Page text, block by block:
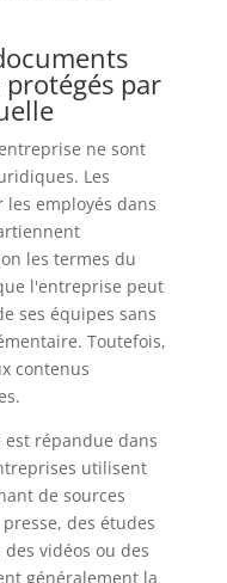
par
ne sont
Les
employés dans
les termes du
l'entreprise peut
ses équipes sans
Toutefois,
contenus
répandue dans
utilisent
de sources
des études
vidéos ou des
généralement la